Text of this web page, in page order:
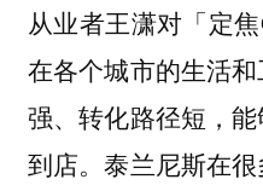
从业者王潇对「定
在各个城市的生活
强、转化路径短，
到店。泰兰尼斯在